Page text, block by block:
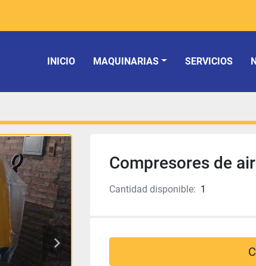
INICIO MAQUINARIAS SERVICIOS
Compresores de
Cantidad disponible: 1